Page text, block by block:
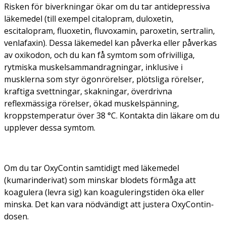
Risken för biverkningar ökar om du tar antidepressiva
läkemedel (till exempel citalopram, duloxetin,
escitalopram, fluoxetin, fluvoxamin, paroxetin, sertralin,
venlafaxin). Dessa läkemedel kan påverka eller påverkas
av oxikodon, och du kan få symtom som ofrivilliga,
rytmiska muskelsammandragningar, inklusive i
musklerna som styr ögonrörelser, plötsliga rörelser,
kraftiga svettningar, skakningar, överdrivna
reflexmässiga rörelser, ökad muskelspänning,
kroppstemperatur över 38 °C. Kontakta din läkare om du
upplever dessa symtom.
Om du tar OxyContin samtidigt med läkemedel
(kumarinderivat) som minskar blodets förmåga att
koagulera (levra sig) kan koaguleringstiden öka eller
minska. Det kan vara nödvändigt att justera OxyContin-
dosen.